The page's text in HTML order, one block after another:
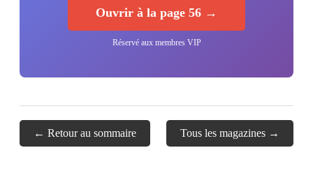
Ouvrir à la page 56 →
Réservé aux membres VIP
← Retour au sommaire Tous les magazines →